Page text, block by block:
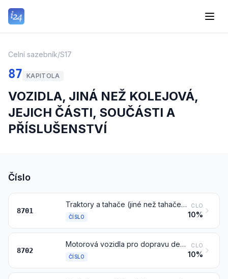
Celní sazebník/S17
87 KAPITOLA
VOZIDLA, JINÁ NEŽ KOLEJOVÁ,
JEJICH ČÁSTI, SOUČÁSTI A
PŘÍSLUŠENSTVÍ
Číslo
8701
Traktory a tahače (jiné než tahače čísla 8709)
ČÍSLO
CLO
10%
8702
Motorová vozidla pro dopravu deseti nebo více osob, včetně řidiče
ČÍSLO
CLO
10%